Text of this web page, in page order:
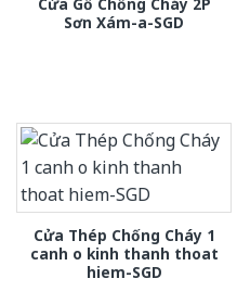
Sơn Xám-a-SGD
Cửa Thép Chống Cháy 1
canh o kinh thanh thoat
hiem-SGD